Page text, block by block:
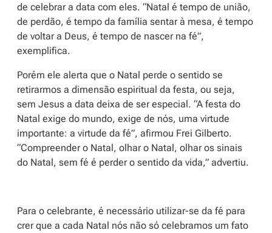
de celebrar a data com eles. “Natal é tempo de união,
de perdão, é tempo da família sentar à mesa, é tempo
de voltar a Deus, é tempo de nascer na fé”,
exemplifica.
Porém ele alerta que o Natal perde o sentido se
retirarmos a dimensão espiritual da festa, ou seja,
sem Jesus a data deixa de ser especial. “A festa do
Natal exige do mundo, exige de nós, uma virtude
importante: a virtude da fé”, afirmou Frei Gilberto.
“Compreender o Natal, olhar o Natal, olhar os sinais
do Natal, sem fé é perder o sentido da vida,” advertiu.
Para o celebrante, é necessário utilizar-se da fé para
crer que a cada Natal nós não só celebramos um fato